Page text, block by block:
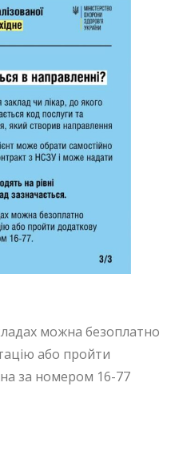
можна безоплатно
або пройти
за номером 16-77